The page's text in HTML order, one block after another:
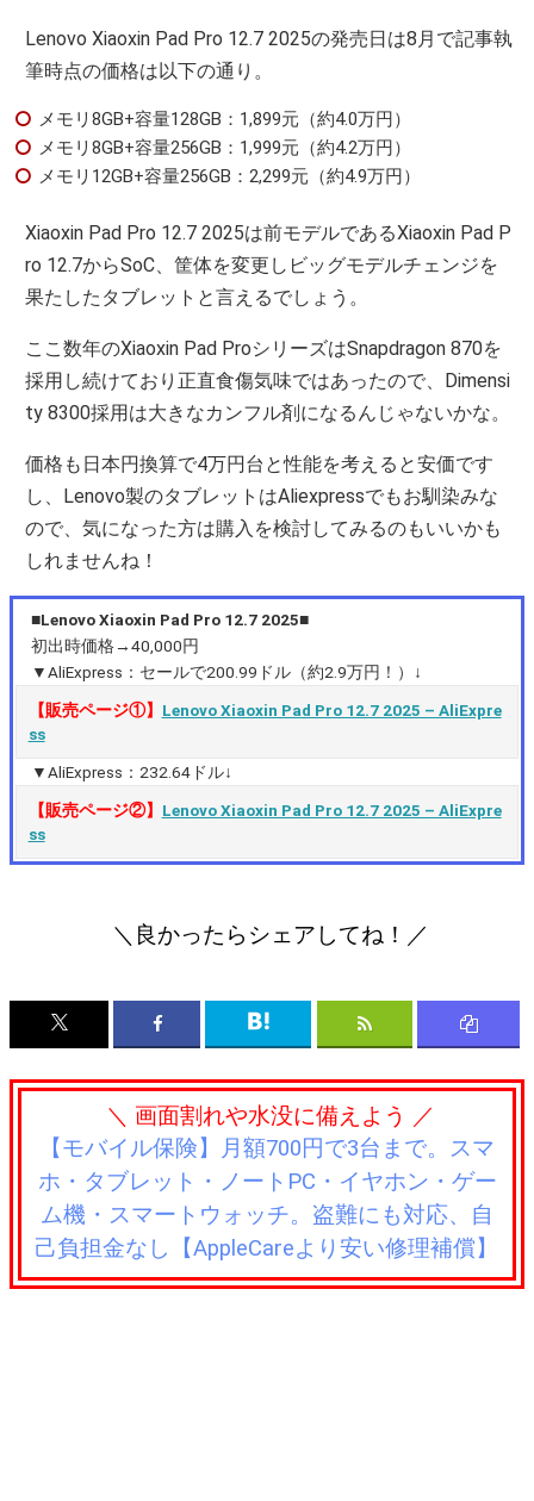
Lenovo Xiaoxin Pad Pro 12.7 2025の発売日は8月で記事執
筆時点の価格は以下の通り。
メモリ8GB+容量128GB：1,899元（約4.0万円）
メモリ8GB+容量256GB：1,999元（約4.2万円）
メモリ12GB+容量256GB：2,299元（約4.9万円）
Xiaoxin Pad Pro 12.7 2025は前モデルであるXiaoxin Pad P
ro 12.7からSoC、筐体を変更しビッグモデルチェンジを
果たしたタブレットと言えるでしょう。
ここ数年のXiaoxin Pad ProシリーズはSnapdragon 870を
採用し続けており正直食傷気味ではあったので、Dimensi
ty 8300採用は大きなカンフル剤になるんじゃないかな。
価格も日本円換算で4万円台と性能を考えると安価です
し、Lenovo製のタブレットはAliexpressでもお馴染みな
ので、気になった方は購入を検討してみるのもいいかも
しれませんね！
■Lenovo Xiaoxin Pad Pro 12.7 2025■
初出時価格→40,000円
▼AliExpress：セールで200.99ドル（約2.9万円！）↓
【販売ページ①】 Lenovo Xiaoxin Pad Pro 12.7 2025 – AliExpre
ss
▼AliExpress：232.64ドル↓
【販売ページ②】 Lenovo Xiaoxin Pad Pro 12.7 2025 – AliExpre
ss
＼良かったらシェアしてね！／
＼ 画面割れや水没に備えよう ／
【モバイル保険】月額700円で3台まで。スマ
ホ・タブレット・ノートPC・イヤホン・ゲー
ム機・スマートウォッチ。盗難にも対応、自
己負担金なし【AppleCareより安い修理補償】